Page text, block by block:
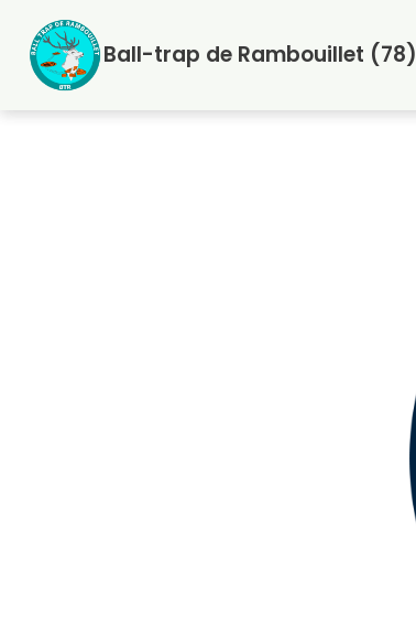
contenu
Ball-trap de Rambouillet (78)